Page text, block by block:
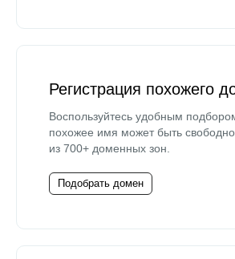
Регистрация похожего
Воспользуйтесь удобным
похожее имя может быть
из 700+ доменных зон.
Подобрать домен